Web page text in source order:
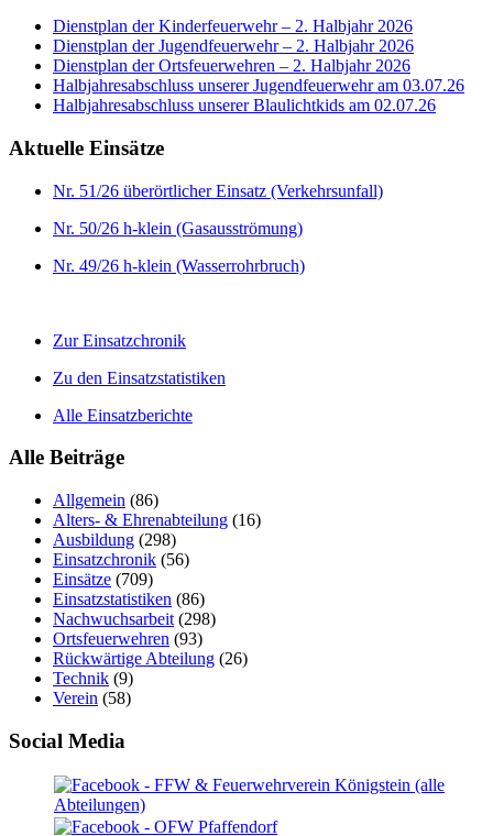
Dienstplan der Kinderfeuerwehr – 2. Halbjahr 2026
Dienstplan der Jugendfeuerwehr – 2. Halbjahr 2026
Dienstplan der Ortsfeuerwehren – 2. Halbjahr 2026
Halbjahresabschluss unserer Jugendfeuerwehr am 03.07.26
Halbjahresabschluss unserer Blaulichtkids am 02.07.26
Aktuelle Einsätze
Nr. 51/26 überörtlicher Einsatz (Verkehrsunfall)
Nr. 50/26 h-klein (Gasausströmung)
Nr. 49/26 h-klein (Wasserrohrbruch)
Zur Einsatzchronik
Zu den Einsatzstatistiken
Alle Einsatzberichte
Alle Beiträge
Allgemein (86)
Alters- & Ehrenabteilung (16)
Ausbildung (298)
Einsatzchronik (56)
Einsätze (709)
Einsatzstatistiken (86)
Nachwuchsarbeit (298)
Ortsfeuerwehren (93)
Rückwärtige Abteilung (26)
Technik (9)
Verein (58)
Social Media